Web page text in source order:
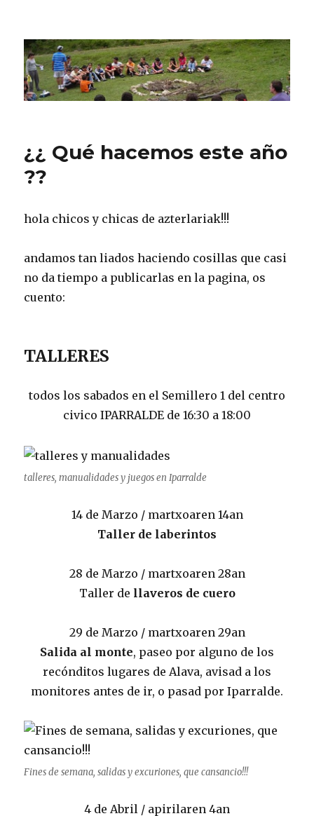
CPN Azterlariak
¿¿ Qué hacemos este año
??
hola chicos y chicas de azterlariak!!!
andamos tan liados haciendo cosillas que casi
no da tiempo a publicarlas en la pagina, os
cuento:
TALLERES
todos los sabados en el Semillero 1 del centro
civico IPARRALDE de 16:30 a 18:00
talleres, manualidades y juegos en Iparralde
14 de Marzo / martxoaren 14an
Taller de laberintos
28 de Marzo / martxoaren 28an
Taller de llaveros de cuero
29 de Marzo / martxoaren 29an
Salida al monte, paseo por alguno de los
recónditos lugares de Alava, avisad a los
monitores antes de ir, o pasad por Iparralde.
Fines de semana, salidas y excuriones, que cansancio!!!
4 de Abril / apirilaren 4an